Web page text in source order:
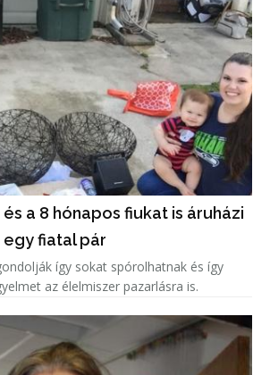
a 8 hónapos fiukat is áruházi
fiatal pár
így sokat spórolhatnak és így
az élelmiszer pazarlásra is.